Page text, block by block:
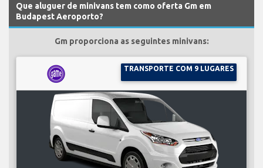
Que aluguer de minivans tem como oferta Gm em
Budapest Aeroporto?
Gm proporciona as seguintes minivans:
TRANSPORTE COM 9 LUGARES